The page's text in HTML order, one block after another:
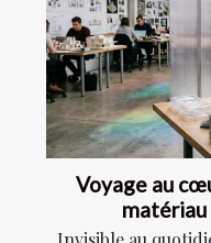
Voyage au
matériau